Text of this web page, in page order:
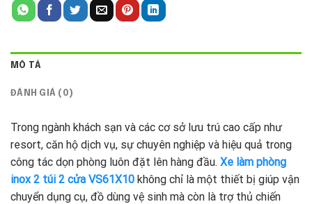
MÔ TẢ
ĐÁNH GIÁ (0)
Trong ngành khách sạn và các cơ sở lưu trú cao cấp như
resort, căn hộ dịch vụ, sự chuyên nghiệp và hiệu quả trong
công tác dọn phòng luôn đặt lên hàng đầu. Xe làm phòng
inox 2 túi 2 cửa VS61X10 không chỉ là một thiết bị giúp vận
chuyển dụng cụ, đồ dùng vệ sinh mà còn là trợ thủ chiến